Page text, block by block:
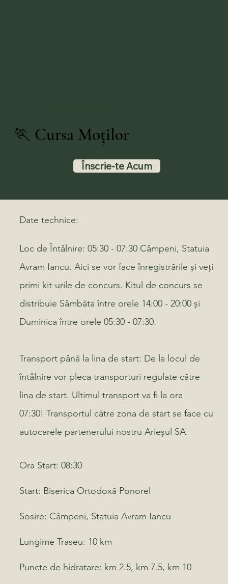
🏃 Cursa Moților
Înscrie-te Acum
Date technice:
Loc de Întâlnire: 05:30 - 07:30 Câmpeni, Statuia
Avram Iancu. Aici se vor face înregistrările și veți
primi kit-urile de concurs. Kitul de concurs se
distribuie Sâmbăta între orele 14:00 - 20:00 și
Duminica între orele 05:30 - 07:30.
Transport până la lina de start: De la locul de
întâlnire vor pleca transporturi regulate către
lina de start. Ultimul transport va fi la ora
07:30! Transportul către zona de start se face cu
autocarele partenerului nostru Arieșul SA.
Ora Start: 08:30
Start: Biserica Ortodoxă Ponorel
Sosire: Câmpeni, Statuia Avram Iancu
Lungime Traseu: 10 km
Puncte de hidratare: km 2.5, km 7.5, km 10